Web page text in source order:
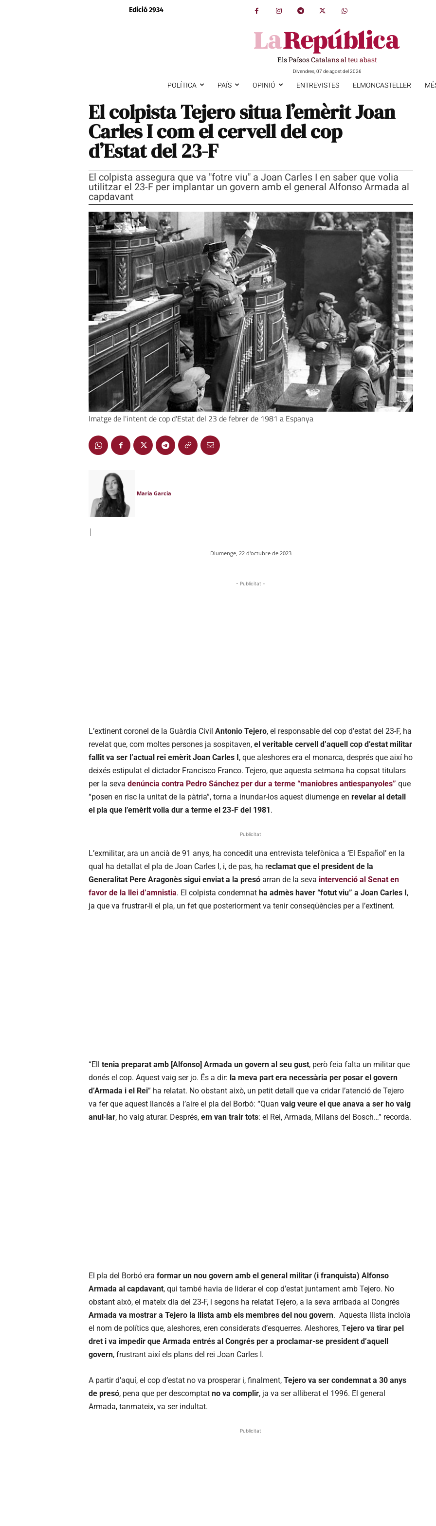
Edició 2934
Els Països Catalans al teu abast
Divendres, 07 de agost del 2026
POLÍTICA PAÍS OPINIÓ ENTREVISTES ELMONCASTELLER
El colpista Tejero situa l’emèrit Joan
Carles I com el cervell del cop
d’Estat del 23-F
El colpista assegura que va "fotre viu" a Joan Carles I en saber que volia
utilitzar el 23-F per implantar un govern amb el general Alfonso Armada al
capdavant
Imatge de l'intent de cop d'Estat del 23 de febrer de 1981 a Espanya
Maria Garcia
|
Diumenge, 22 d'octubre de 2023
- Publicitat -
L’extinent coronel de la Guàrdia Civil Antonio Tejero, el responsable del cop d’estat del 23-F, ha
revelat que, com moltes persones ja sospitaven, el veritable cervell d’aquell cop d’estat militar
fallit va ser l’actual rei emèrit Joan Carles I , que aleshores era el monarca, després que així ho
deixés estipulat el dictador Francisco Franco. Tejero, que aquesta setmana ha copsat titulars
per la seva denúncia contra Pedro Sánchez per dur a terme “maniobres antiespanyoles” que
“posen en risc la unitat de la pàtria”, torna a inundar-los aquest diumenge en revelar al detall
el pla que l’emèrit volia dur a terme el 23-F del 1981 .
Publicitat
L’exmilitar, ara un ancià de 91 anys, ha concedit una entrevista telefònica a ‘El Español’ en la
qual ha detallat el pla de Joan Carles I, i, de pas, ha reclamat que el president de la
Generalitat Pere Aragonès sigui enviat a la presó arran de la seva intervenció al Senat en
favor de la llei d’amnistia. El colpista condemnat ha admès haver “fotut viu” a Joan Carles I ,
ja que va frustrar-li el pla, un fet que posteriorment va tenir conseqüències per a l’extinent.
“Ell tenia preparat amb [Alfonso] Armada un govern al seu gust, però feia falta un militar que
donés el cop. Aquest vaig ser jo. És a dir: la meva part era necessària per posar el govern
d’Armada i el Rei” ha relatat. No obstant això, un petit detall que va cridar l’atenció de Tejero
va fer que aquest llancés a l’aire el pla del Borbó: “Quan vaig veure el que anava a ser ho vaig
anul·lar, ho vaig aturar. Després, em van trair tots: el Rei, Armada, Milans del Bosch…” recorda.
El pla del Borbó era formar un nou govern amb el general militar (i franquista) Alfonso
Armada al capdavant, qui també havia de liderar el cop d’estat juntament amb Tejero. No
obstant això, el mateix dia del 23-F, i segons ha relatat Tejero, a la seva arribada al Congrés
Armada va mostrar a Tejero la llista amb els membres del nou govern. Aquesta llista incloïa
el nom de polítics que, aleshores, eren considerats d’esquerres. Aleshores, Tejero va tirar pel
dret i va impedir que Armada entrés al Congrés per a proclamar-se president d’aquell
govern, frustrant així els plans del rei Joan Carles I.
A partir d’aquí, el cop d’estat no va prosperar i, finalment, Tejero va ser condemnat a 30 anys
de presó, pena que per descomptat no va complir, ja va ser alliberat el 1996. El general
Armada, tanmateix, va ser indultat.
Publicitat